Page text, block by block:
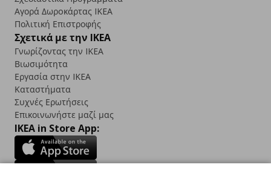
Αγορά Δωρoκάρτας IKEA
Πολιτική Επιστροφής
Σχετικά με την IKEA
Γνωρίζοντας την IKEA
Βιωσιμότητα
Εργασία στην IKEA
Καταστήματα
Συχνές Ερωτήσεις
Επικοινωνήστε μαζί μας
IKEA in Store App: